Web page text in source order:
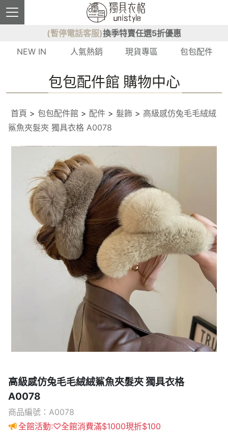
(暫停電話客服)換季特賣任選5折優惠
NEW IN
人氣熱銷 現貨專區 包包配件
包包配件館 購物中心
首頁 > 包包配件館 > 配件 > 髮飾 > 高級感仿兔毛毛絨絨
鯊魚夾髮夾 獨具衣格 A0078
高級感仿兔毛毛絨絨鯊魚夾髮夾 獨具衣格
A0078
商品編號：A0078
全館活動:♡全館消費滿$1000現折$100